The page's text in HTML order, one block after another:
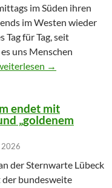
im Süden ihren
im Westen wieder
Tag für Tag, seit
uns Menschen
die Sonne ihr Licht
→
endet mit
„goldenem
2026
der Sternwarte Lübeck
der bundesweite